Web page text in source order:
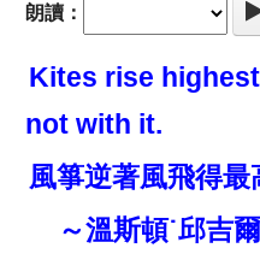
朗讀：
Kites rise
not with it.
風箏逆著風飛得最
～溫斯頓˙邱吉